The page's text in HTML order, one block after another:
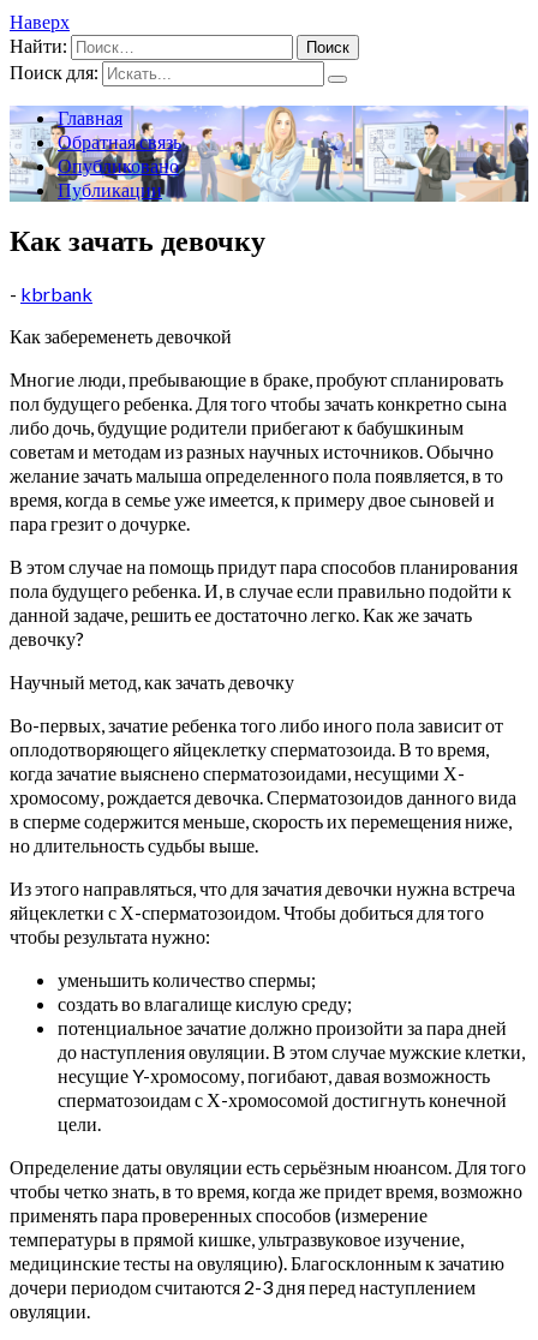
Наверх
Найти:
Поиск для:
Главная
Обратная связь
Опубликовано
Публикации
Как зачать девочку
- kbrbank
Как забеременеть девочкой
Многие люди, пребывающие в браке, пробуют спланировать
пол будущего ребенка. Для того чтобы зачать конкретно сына
либо дочь, будущие родители прибегают к бабушкиным
советам и методам из разных научных источников. Обычно
желание зачать малыша определенного пола появляется, в то
время, когда в семье уже имеется, к примеру двое сыновей и
пара грезит о дочурке.
В этом случае на помощь придут пара способов планирования
пола будущего ребенка. И, в случае если правильно подойти к
данной задаче, решить ее достаточно легко. Как же зачать
девочку?
Научный метод, как зачать девочку
Во-первых, зачатие ребенка того либо иного пола зависит от
оплодотворяющего яйцеклетку сперматозоида. В то время,
когда зачатие выяснено сперматозоидами, несущими Х-
хромосому, рождается девочка. Сперматозоидов данного вида
в сперме содержится меньше, скорость их перемещения ниже,
но длительность судьбы выше.
Из этого направляться, что для зачатия девочки нужна встреча
яйцеклетки с Х-сперматозоидом. Чтобы добиться для того
чтобы результата нужно:
уменьшить количество спермы;
создать во влагалище кислую среду;
потенциальное зачатие должно произойти за пара дней
до наступления овуляции. В этом случае мужские клетки,
несущие Y-хромосому, погибают, давая возможность
сперматозоидам с Х-хромосомой достигнуть конечной
цели.
Определение даты овуляции есть серьёзным нюансом. Для того
чтобы четко знать, в то время, когда же придет время, возможно
применять пара проверенных способов (измерение
температуры в прямой кишке, ультразвуковое изучение,
медицинские тесты на овуляцию). Благосклонным к зачатию
дочери периодом считаются 2-3 дня перед наступлением
овуляции.